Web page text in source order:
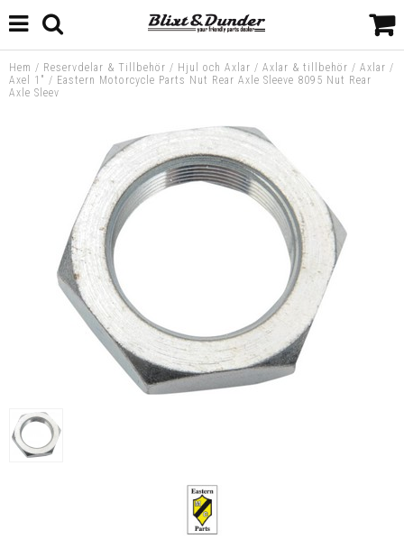
Hem / Reservdelar & Tillbehör / Hjul och Axlar / Axlar & tillbehör / Axlar /
Axel 1" / Eastern Motorcycle Parts Nut Rear Axle Sleeve 8095 Nut Rear
Axle Sleev